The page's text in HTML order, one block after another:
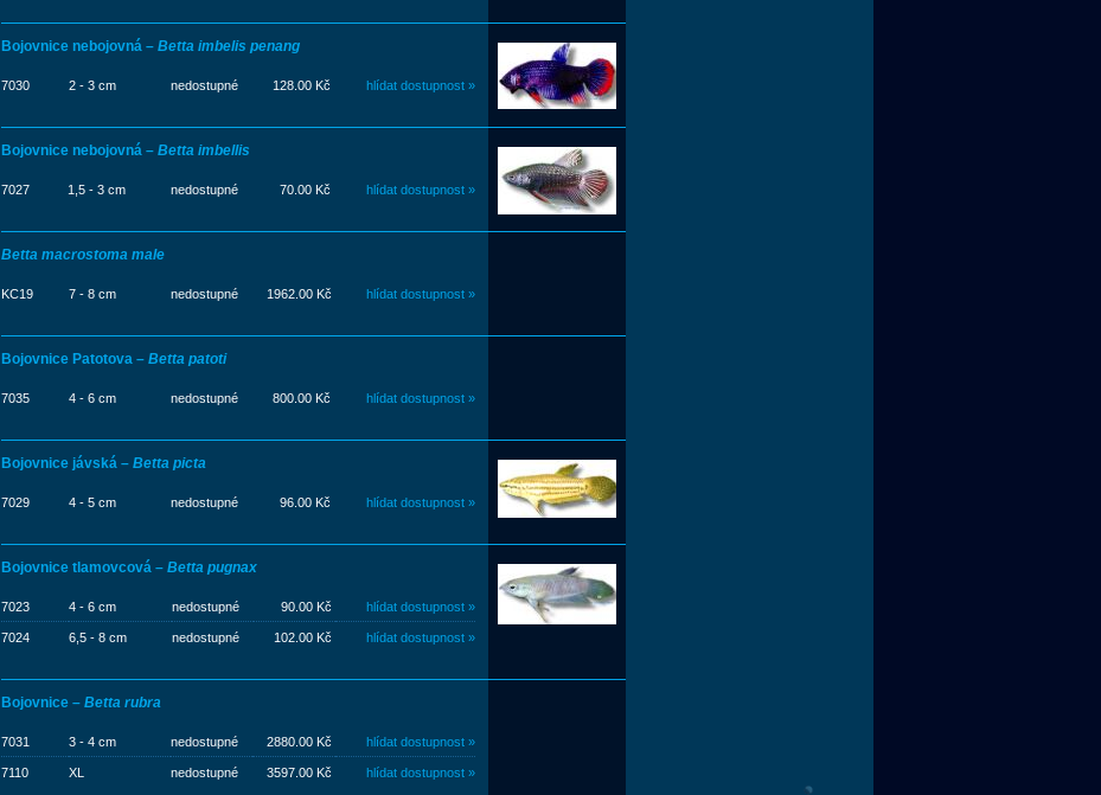
Bojovnice nebojovná – Betta imbelis penang
7030 2 - 3 cm nedostupné 128.00 Kč hlídat dostupnost »
Bojovnice nebojovná – Betta imbellis
7027 1,5 - 3 cm nedostupné 70.00 Kč hlídat dostupnost »
Betta macrostoma male
KC19 7 - 8 cm nedostupné 1962.00 Kč hlídat dostupnost »
Bojovnice Patotova – Betta patoti
7035 4 - 6 cm nedostupné 800.00 Kč hlídat dostupnost »
Bojovnice jávská – Betta picta
7029 4 - 5 cm nedostupné 96.00 Kč hlídat dostupnost »
Bojovnice tlamovcová – Betta pugnax
7023 4 - 6 cm nedostupné 90.00 Kč hlídat dostupnost »
7024 6,5 - 8 cm nedostupné 102.00 Kč hlídat dostupnost »
Bojovnice – Betta rubra
7031 3 - 4 cm nedostupné 2880.00 Kč hlídat dostupnost »
7110 XL nedostupné 3597.00 Kč hlídat dostupnost »